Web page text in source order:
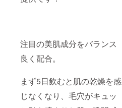
注目の美肌成分をバランス
良く配合。
まず5日飲むと肌の乾燥を感
じなくなり、毛穴がキュッ